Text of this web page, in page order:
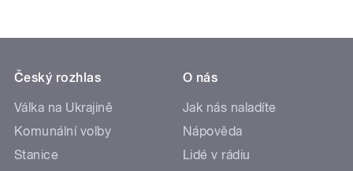
Český rozhlas
Válka na Ukrajině
Komunální volby
Stanice
O nás
Jak nás naladíte
Nápověda
Lidé v rádiu